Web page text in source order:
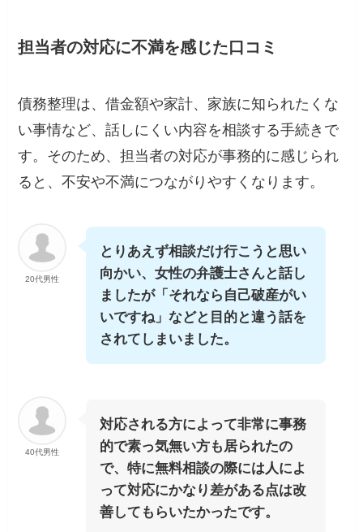
担当者の対応に不満を感じた口コミ
債務整理は、借金額や家計、家族に知られたくな
い事情など、話しにくい内容を相談する手続きで
す。そのため、担当者の対応が事務的に感じられ
ると、不安や不満につながりやすくなります。
20代男性
とりあえず相談だけ行こうと思い
向かい、女性の弁護士さんと話し
ましたが「それなら自己破産がい
いですね」などと目的と違う話を
されてしまいました。
40代男性
対応される方によって非常に事務
的で素っ気無い方も居られたの
で、特に無料相談の際には人によ
って対応にかなり差がある点は改
善してもらいたかったです。